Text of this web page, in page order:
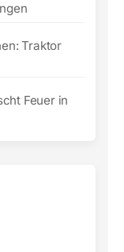
Traktor
Feuer in